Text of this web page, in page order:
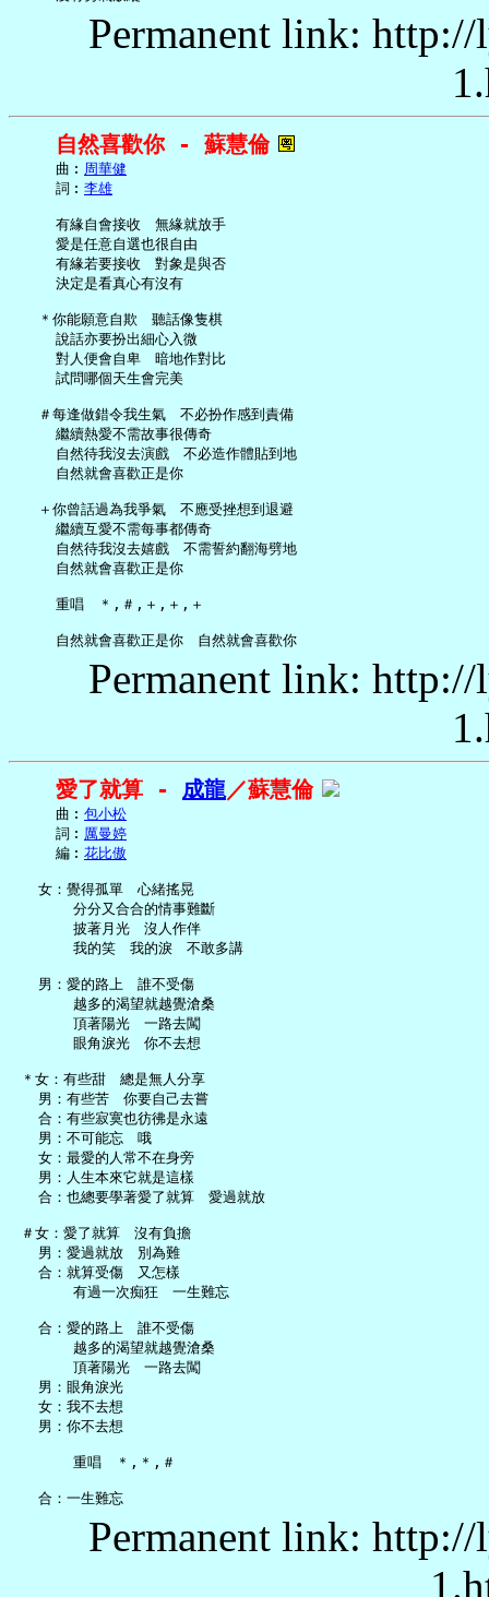
Permanent link:
自然喜歡你 - 蘇慧倫
     曲︰
周華健
     詞︰
李雄
     有緣自會接收　無緣就放手
     愛是任意自選也很自由
     有緣若要接收　對象是與否
     決定是看真心有沒有
   ＊你能願意自欺　聽話像隻棋
     說話亦要扮出細心入微
     對人便會自卑　暗地作對比
     試問哪個天生會完美
   ＃每逢做錯令我生氣　不必扮作感到責備
     繼續熱愛不需故事很傳奇
     自然待我沒去演戲　不必造作體貼到地
     自然就會喜歡正是你
   ＋你曾話過為我爭氣　不應受挫想到退避
     繼續互愛不需每事都傳奇
     自然待我沒去嬉戲　不需誓約翻海劈地
     自然就會喜歡正是你
     重唱　＊,＃,＋,＋,＋
Permanent link:
愛了就算 - 成龍／蘇慧倫
     曲︰
包小松
     詞︰
厲曼婷
     編︰
花比傲
   女：覺得孤單　心緒搖晃
       分分又合合的情事難斷
       披著月光　沒人作伴
       我的笑　我的淚　不敢多講
   男：愛的路上　誰不受傷
       越多的渴望就越覺滄桑
       頂著陽光　一路去闖
       眼角淚光　你不去想
＊女：有些甜　總是無人分享
   男：有些苦　你要自己去嘗
   合：有些寂寞也彷彿是永遠
   男：不可能忘　哦
   女：最愛的人常不在身旁
   男：人生本來它就是這樣
   合：也總要學著愛了就算　愛過就放
＃女：愛了就算　沒有負擔
   男：愛過就放　別為難
   合：就算受傷　又怎樣
       有過一次痴狂　一生難忘
   合：愛的路上　誰不受傷
       越多的渴望就越覺滄桑
       頂著陽光　一路去闖
   男：眼角淚光
   女：我不去想
   男：你不去想
       重唱　＊,＊,＃
Permanent link: